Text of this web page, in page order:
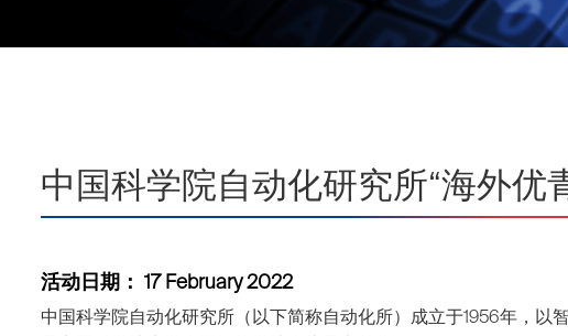
中国科学院自动化研究所“海外优
活动日期： 17 February 2022
中国科学院自动化研究所（以下简称自动化所）成立于1956年，